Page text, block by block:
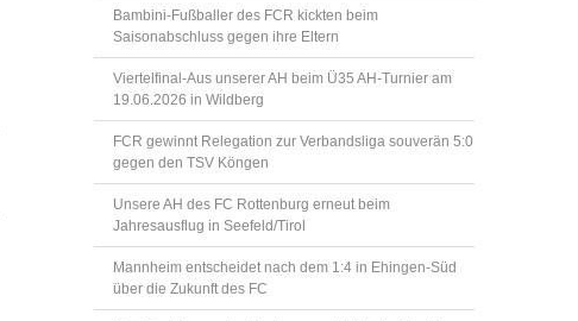
Bambini-Fußballer des FCR kickten beim
Saisonabschluss gegen ihre Eltern
Viertelfinal-Aus unserer AH beim Ü35 AH-Turnier am
19.06.2026 in Wildberg
FCR gewinnt Relegation zur Verbandsliga souverän 5:0
gegen den TSV Köngen
Unsere AH des FC Rottenburg erneut beim
Jahresausflug in Seefeld/Tirol
Mannheim entscheidet nach dem 1:4 in Ehingen-Süd
über die Zukunft des FC